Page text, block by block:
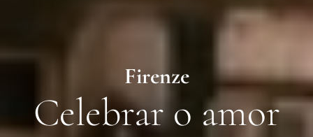
Firenze
Celebrar o amor